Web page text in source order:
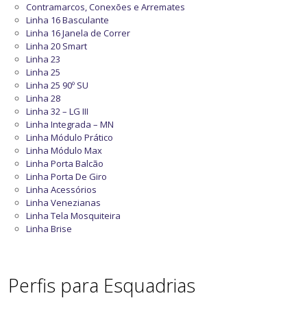
Contramarcos, Conexões e Arremates
Linha 16 Basculante
Linha 16 Janela de Correr
Linha 20 Smart
Linha 23
Linha 25
Linha 25 90º SU
Linha 28
Linha 32 – LG III
Linha Integrada – MN
Linha Módulo Prático
Linha Módulo Max
Linha Porta Balcão
Linha Porta De Giro
Linha Acessórios
Linha Venezianas
Linha Tela Mosquiteira
Linha Brise
Perfis para Esquadrias